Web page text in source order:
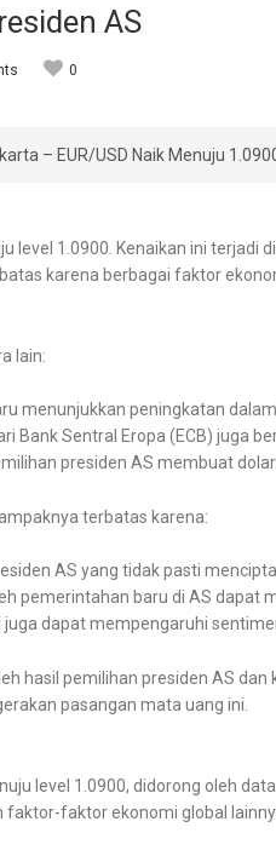
AS
0
– EUR/USD Naik Menuju
level 1.0900. Kenaikan ini
karena berbagai faktor
lain:
menunjukkan peningkatan
Bank Sentral Eropa (ECB) juga
presiden AS membuat
terbatas karena:
AS yang tidak pasti
pemerintahan baru di AS dapat
dapat mempengaruhi
hasil pemilihan presiden AS
pasangan mata uang ini.
level 1.0900, didorong oleh
faktor ekonomi global